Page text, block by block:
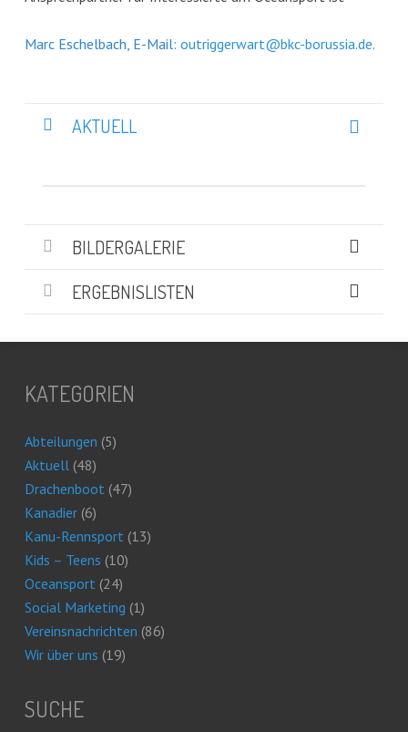
Marc Eschelbach, E-Mail: outriggerwart@bkc-borussia.de.
AKTUELL
BILDERGALERIE
ERGEBNISLISTEN
KATEGORIEN
Abteilungen (5)
Aktuell(48)
Drachenboot(47)
Kanadier(6)
Kanu-Rennsport(13)
Kids – Teens (10)
Oceansport(24)
Social Marketing (1)
Vereinsnachrichten (86)
Wir über uns (19)
SUCHE